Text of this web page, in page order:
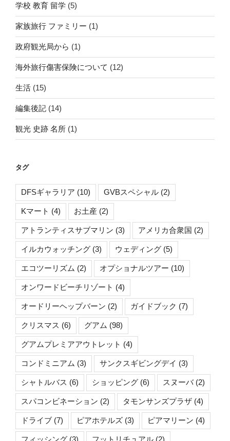
学校 教育 留学 (5)
家族旅行 ファミリー (1)
政府観光局から (1)
海外旅行傷害保険について (12)
生活 (15)
編集後記 (14)
観光 史跡 名所 (1)
タグ
DFSギャラリア (10) GVBスペシャル (2)
Kマート (4) お土産 (2)
アトランティスサブマリン (3) アメリカ合衆国 (2)
イルカウォッチング (3) ウェディング (5)
エコツーリズム (2) オプショナルツアー (10)
オンワードビーチリゾート (4)
オードリーヘップバーン (2) ガイドブック (7)
クリスマス (6) グアム (98)
グアムプレミアアウトレット (4)
コンドミニアム (3) サンクスギビングデイ (3)
シャトルバス (6) ショッピング (6) スヌーバ(2)
スパコンビネーション (2) タモンサンズプラザ (4)
ドライブ (7) ピアホテルズ (3) ピアマリーン (4)